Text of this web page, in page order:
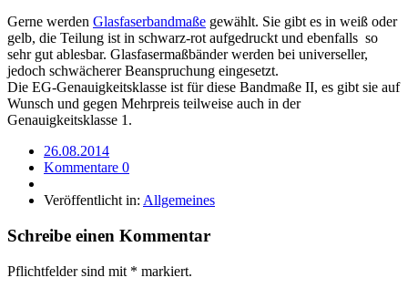
Gerne werden Glasfaserbandmaße gewählt. Sie gibt es in weiß oder
gelb, die Teilung ist in schwarz-rot aufgedruckt und ebenfalls so
sehr gut ablesbar. Glasfasermaßbänder werden bei universeller,
jedoch schwächerer Beanspruchung eingesetzt.
Die EG-Genauigkeitsklasse ist für diese Bandmaße II, es gibt sie auf
Wunsch und gegen Mehrpreis teilweise auch in der
Genauigkeitsklasse 1.
26.08.2014
Kommentare 0
Veröffentlicht in: Allgemeines
Schreibe einen Kommentar
Pflichtfelder sind mit * markiert.